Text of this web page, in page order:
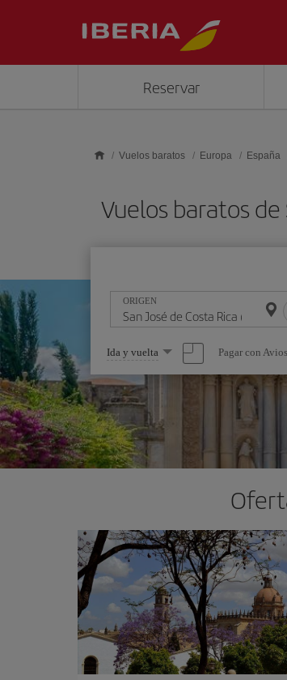
Reservar
Vuelos baratos Europa España
Vuelos baratos de
ORIGEN
Seleccione
una
opción
Ida y vuelta Pagar con Avios